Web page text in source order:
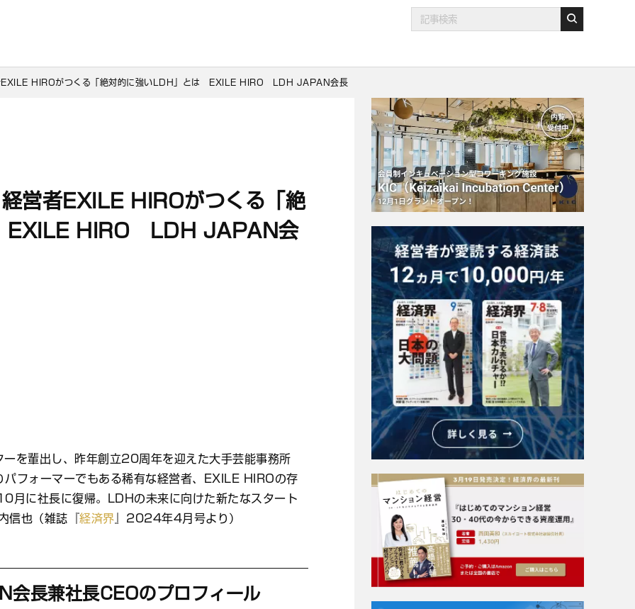
EXILE HIROがつくる「絶対的に強いLDH」とは　EXILE HIRO　LDH JAPAN会長
営者EXILE HIROがつくる「絶
EXILE HIRO LDH JAPAN会
を輩出し、昨年創立20周年を迎えた大手芸能事務所
フォーマーでもある稀有な経営者、EXILE HIROの存
月に社長に復帰。LDHの未来に向けた新たなスタート
也（雑誌『 経済界 』2024年4月号より）
長兼社長CEOのプロフィール